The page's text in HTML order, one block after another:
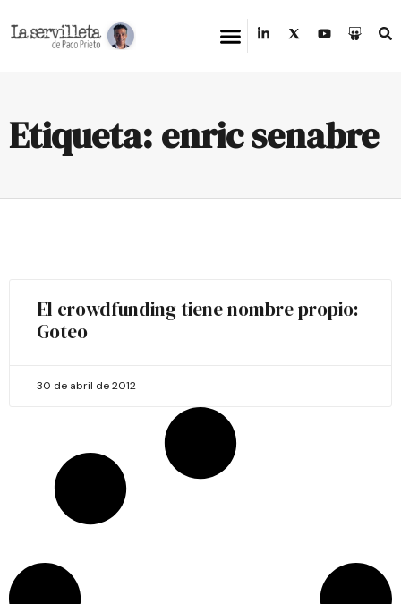
Etiqueta: enric senabre
El crowdfunding tiene nombre propio:
Goteo
30 de abril de 2012